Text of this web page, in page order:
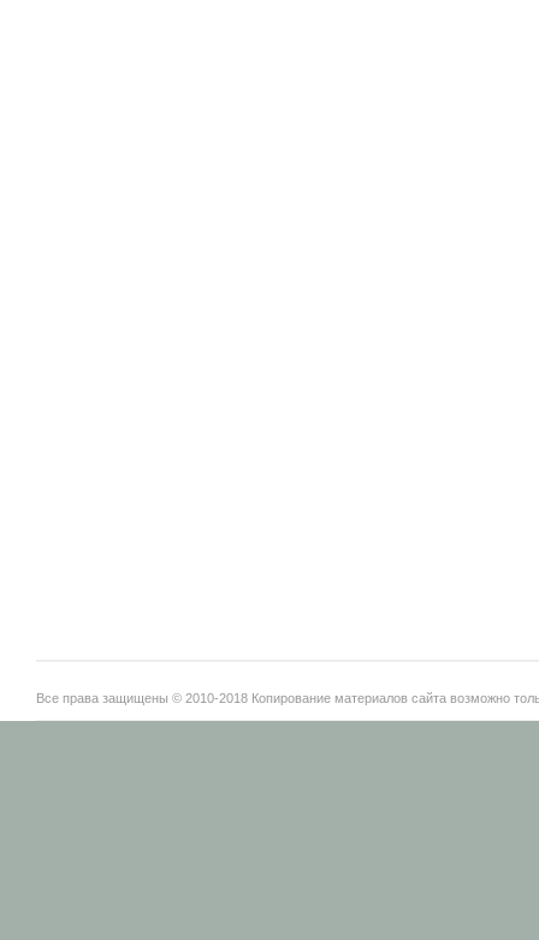
Все права защищены © 2010-2018 Копирование материалов сайта возможно